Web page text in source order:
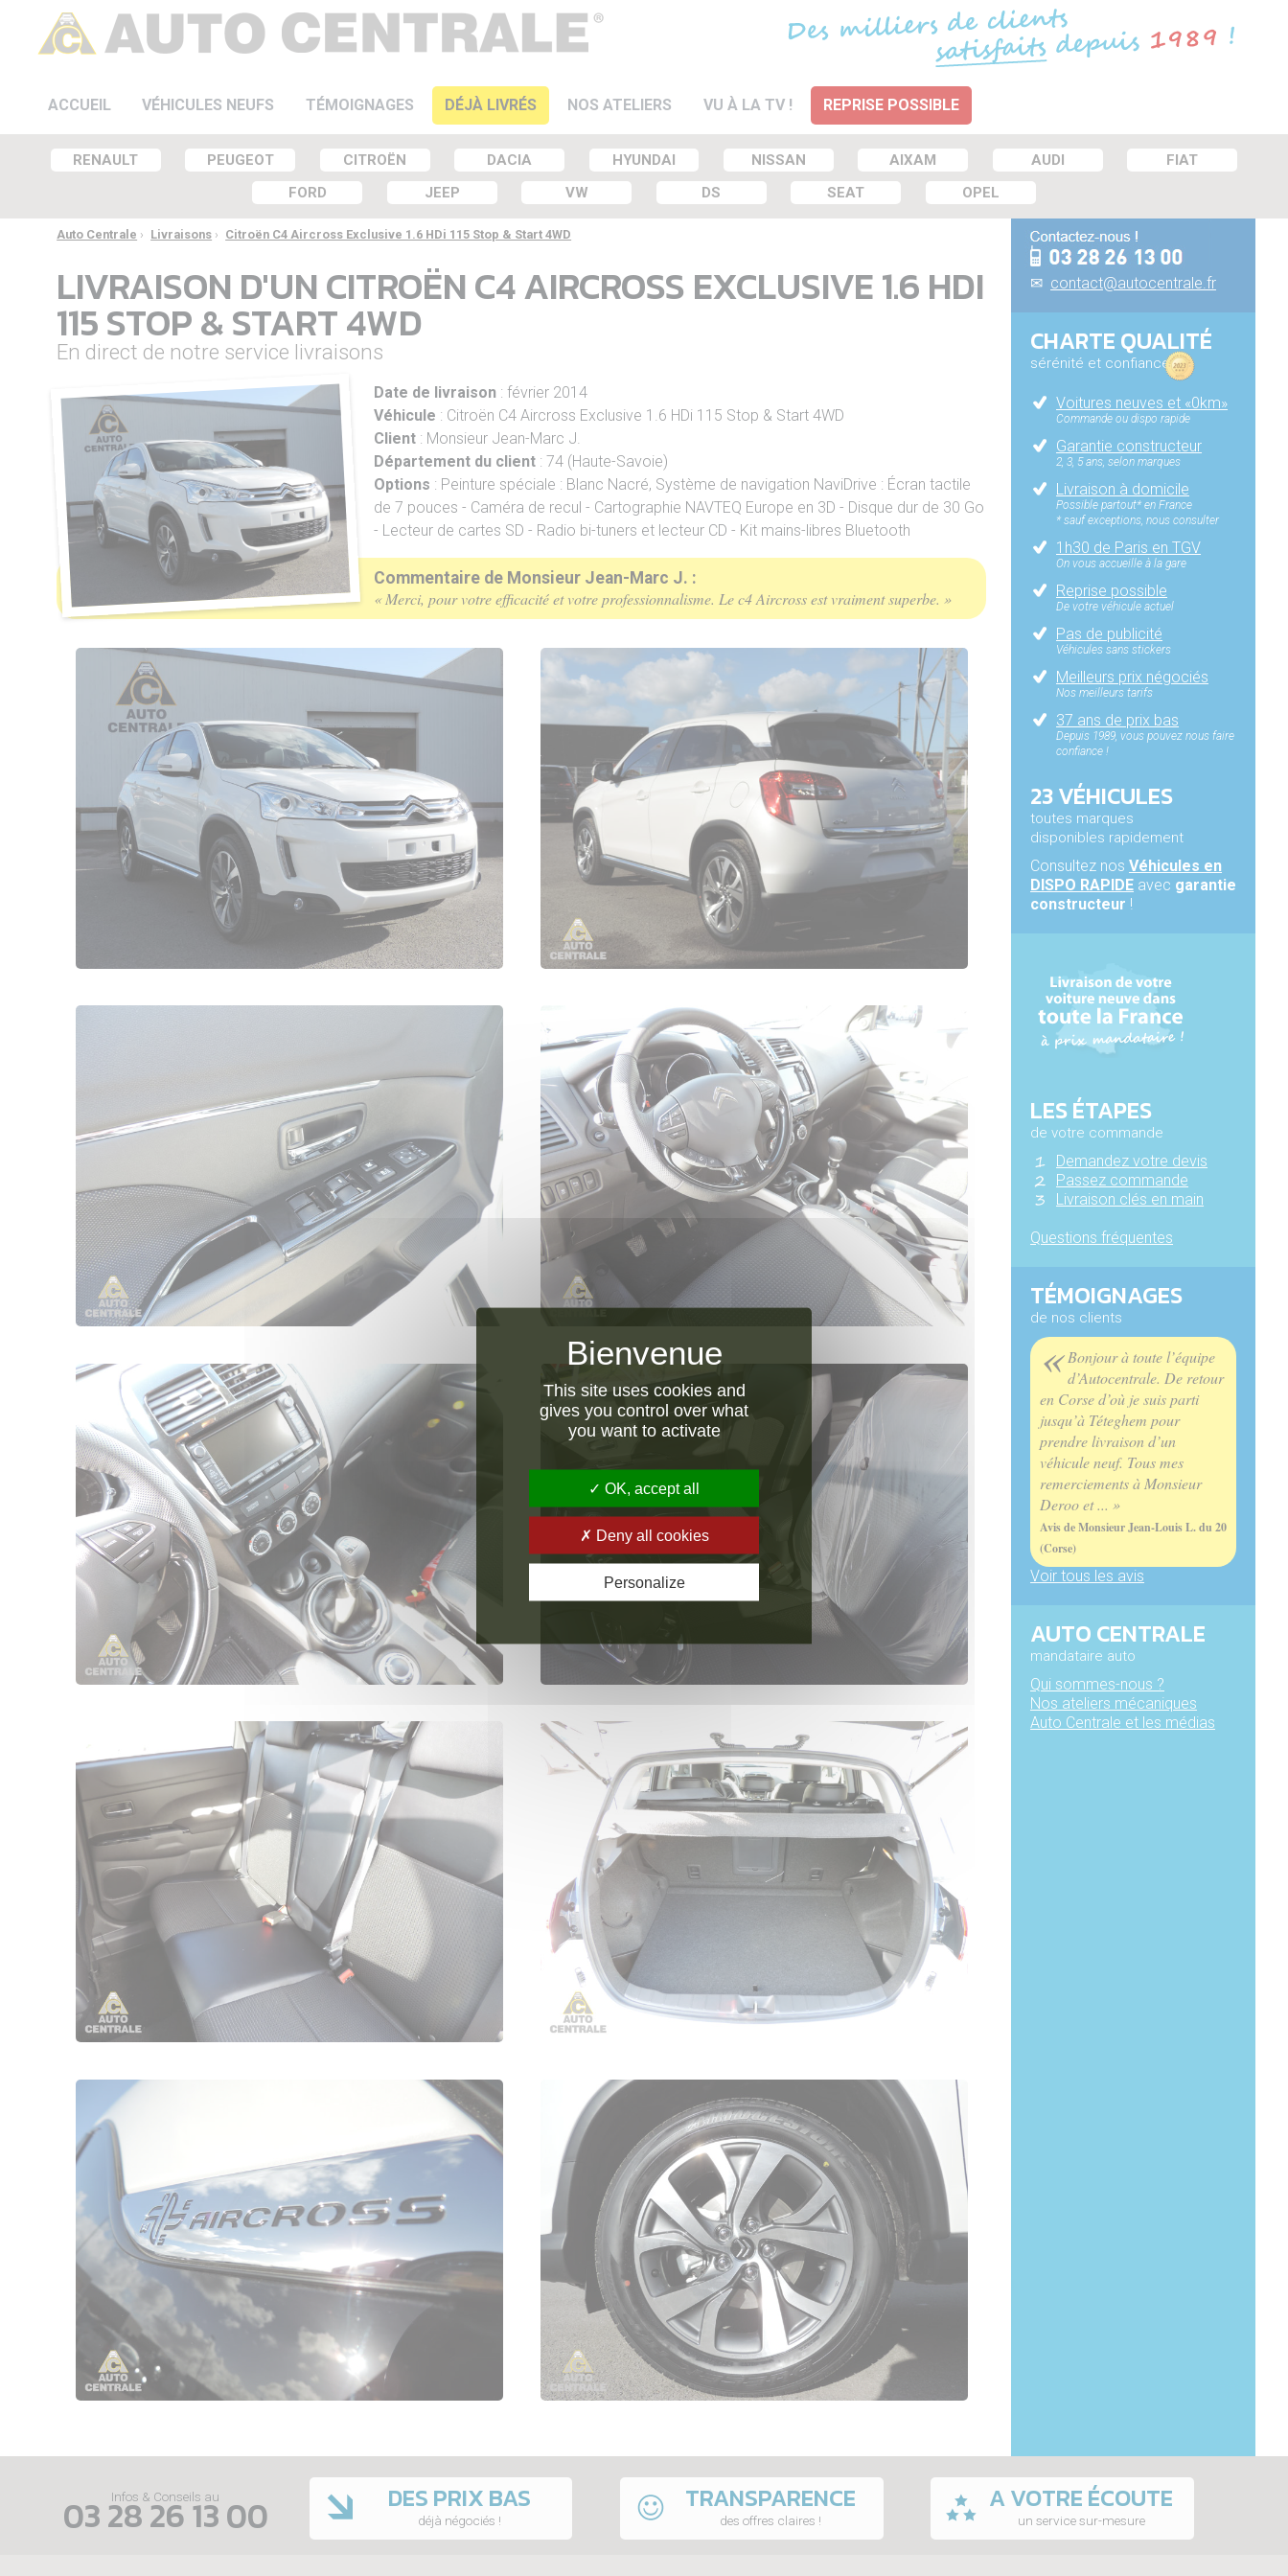
ACCUEIL VÉHICULES NEUFS TÉMOIGNAGES DÉJÀ LIVRÉS NOS ATELIERS VU À LA TV ! REPRISE POSSIBLE
RENAULT PEUGEOT CITROËN DACIA HYUNDAI NISSAN AIXAM AUDI
FIAT
FORD
JEEP VW DS SEAT OPEL
Auto Centrale › Livraisons › Citroën C4 Aircross Exclusive 1.6 HDi 115 Stop & Start 4WD
LIVRAISON D'UN CITROËN C4 AIRCROSS EXCLUSIVE 1.6 HDI
115 STOP & START 4WD
En direct de notre service livraisons
Date de livraison : février 2014
Véhicule : Citroën C4 Aircross Exclusive 1.6 HDi 115 Stop & Start 4WD
Client : Monsieur Jean-Marc J.
Département du client : 74 (Haute-Savoie)
Options : Peinture spéciale : Blanc Nacré, Système de navigation NaviDrive : Écran tactile
de 7 pouces - Caméra de recul - Cartographie NAVTEQ Europe en 3D - Disque dur de 30 Go
- Lecteur de cartes SD - Radio bi-tuners et lecteur CD - Kit mains-libres Bluetooth
Commentaire de Monsieur Jean-Marc J. :
« Merci, pour votre efficacité et votre professionnalisme. Le c4 Aircross est vraiment superbe. »
✉ contact@autocentrale.fr
CHARTE QUALITÉ
sérénité et confiance
Voitures neuves et «0km»
Commande ou dispo rapide
Garantie constructeur
2, 3, 5 ans, selon marques
Livraison à domicile
Possible partout* en France
* sauf exceptions, nous consulter
1h30 de Paris en TGV
On vous accueille à la gare
Reprise possible
De votre véhicule actuel
Pas de publicité
Véhicules sans stickers
Meilleurs prix négociés
Nos meilleurs tarifs
37 ans de prix bas
Depuis 1989, vous pouvez nous faire
confiance !
23 VÉHICULES
toutes marques
disponibles rapidement
Consultez nosVéhicules en
DISPO RAPIDE avec garantie
constructeur !
LES ÉTAPES
de votre commande
Demandez votre devis
Passez commande
Livraison clés en main
Questions fréquentes
TÉMOIGNAGES
de nos clients
« Bonjour à toute l’équipe
d’Autocentrale. De retour
en Corse d’où je suis parti
jusqu’à Téteghem pour
prendre livraison d’un
véhicule neuf. Tous mes
remerciements à Monsieur
Deroo et ... »
Avis de Monsieur Jean-Louis L. du 20
(Corse)
Voir tous les avis
AUTO CENTRALE
mandataire auto
Qui sommes-nous ?
Nos ateliers mécaniques
Auto Centrale et les médias
Infos & Conseils au
03 28 26 13 00 DES PRIX BAS
déjà négociés !
TRANSPARENCE
des offres claires !
A VOTRE ÉCOUTE
un service sur-mesure
This site uses cookies and
gives you control over what
you want to activate
OK, accept all
Deny all cookies
Personalize